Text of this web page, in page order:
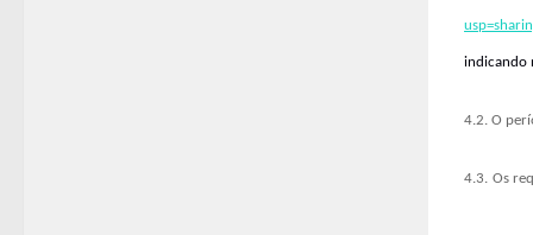
indicando
4.2. O
4.3. Os